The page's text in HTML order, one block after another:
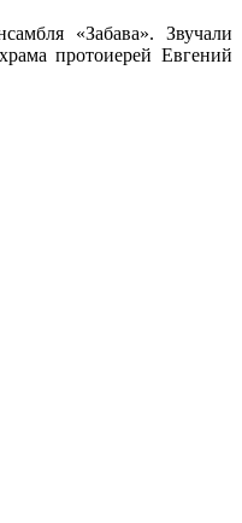
«Забава». Звучали
протоиерей Евгений